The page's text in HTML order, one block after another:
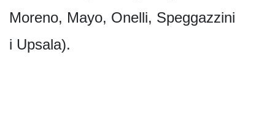
Moreno, Mayo, Onelli, Speggazzini
i Upsala).